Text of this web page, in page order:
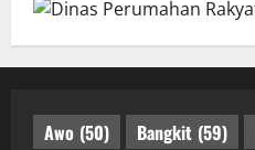
Awo (50) Bangkit (59)